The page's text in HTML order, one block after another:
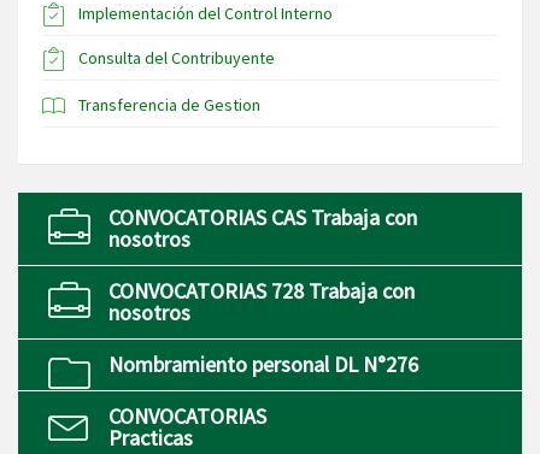
Implementación del Control Interno
Consulta del Contribuyente
Transferencia de Gestion
CONVOCATORIAS CAS Trabaja con
nosotros
CONVOCATORIAS 728 Trabaja con
nosotros
Nombramiento personal DL N°276
CONVOCATORIAS
Practicas